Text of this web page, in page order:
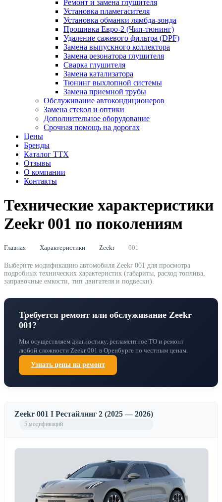
Ремонт и замена глушителя
Установка пламегасителя
Установка обманки лямбда-зонда
Прошивка Евро-2 (Чип-тюнинг)
Удаление сажевого фильтра (DPF)
Замена выпускного коллектора
Замена резонатора глушителя
Сварка глушителя
Замена катализатора
Тюнинг выхлопной системы
Замена приемной трубы
Обслуживание автокондиционеров
Замена стекол и оптики
Дополнительное оборудование
Срочная помощь на дорогах
Цены
Бренды
Каталог ТТХ
Отзывы
О компании
Контакты
Технические характеристики
Zeekr 001 по поколениям
Главная Характеристики Zeekr 001
Выберите модификацию автомобиля Zeekr 001 для просмотра
подробных технических характеристик (габариты, расход топлива,
заправочные емкости, тип двигателя и подвески).
Требуется ремонт или обслуживание Zeekr
001?
Мы осуществляем диагностику, регламентное ТО и ремонт
любой сложности Zeekr 001 в Оренбурге по честным ценам.
Узнать цены на ремонт
Zeekr 001 I Рестайлинг 2 (2025 — 2026)
5 модификаций